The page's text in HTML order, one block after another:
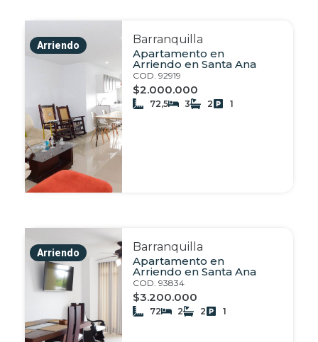
Arriendo
Barranquilla
Apartamento en
Arriendo en Santa Ana
COD. 92919
$2.000.000
72,5 3 2 1
Arriendo
Barranquilla
Apartamento en
Arriendo en Santa Ana
COD. 93834
$3.200.000
72 2 2 1